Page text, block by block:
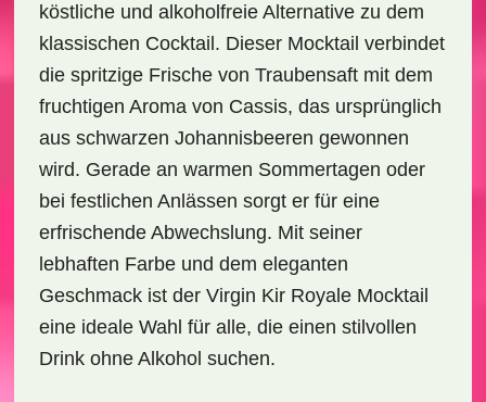
köstliche und alkoholfreie Alternative zu dem
klassischen Cocktail. Dieser Mocktail verbindet
die spritzige Frische von Traubensaft mit dem
fruchtigen Aroma von Cassis, das ursprünglich
aus schwarzen Johannisbeeren gewonnen
wird. Gerade an warmen Sommertagen oder
bei festlichen Anlässen sorgt er für eine
erfrischende Abwechslung. Mit seiner
lebhaften Farbe und dem eleganten
Geschmack ist der Virgin Kir Royale Mocktail
eine ideale Wahl für alle, die einen stilvollen
Drink ohne Alkohol suchen.